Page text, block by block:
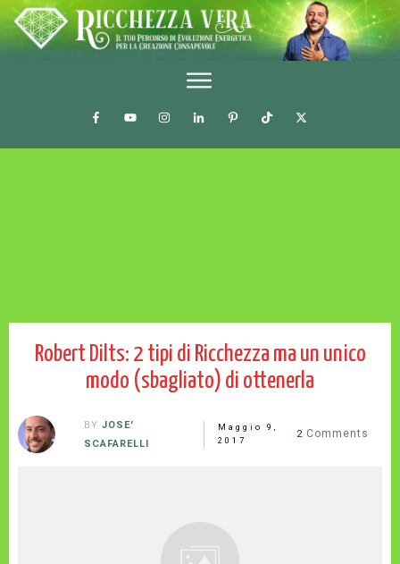
Robert Dilts: 2 tipi di Ricchezza ma un unico
modo (sbagliato) di ottenerla
BY JOSE'
SCAFARELLI
Maggio 9,
2017
2 Comments